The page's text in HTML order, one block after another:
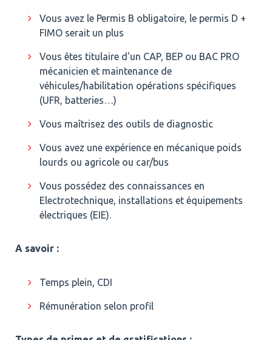
Vous avez le Permis B obligatoire, le permis D +
FIMO serait un plus
Vous êtes titulaire d'un CAP, BEP ou BAC PRO
mécanicien et maintenance de
véhicules/habilitation opérations spécifiques
(UFR, batteries…)
Vous maîtrisez des outils de diagnostic
Vous avez une expérience en mécanique poids
lourds ou agricole ou car/bus
Vous possédez des connaissances en
Electrotechnique, installations et équipements
électriques (EIE).
A savoir :
Temps plein, CDI
Rémunération selon profil